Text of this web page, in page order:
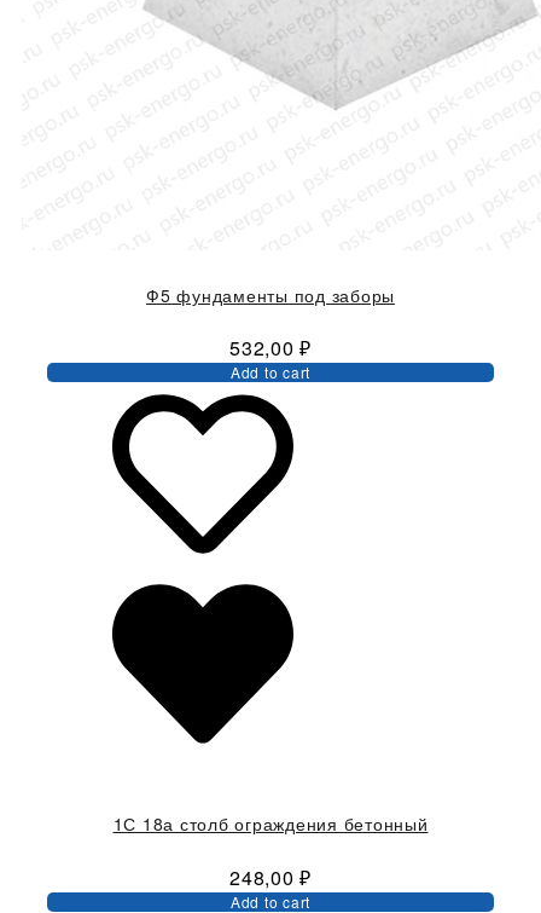
Ф5 фундаменты под заборы
532,00₽
Add to cart
1С 18а столб ограждения бетонный
248,00₽
Add to cart